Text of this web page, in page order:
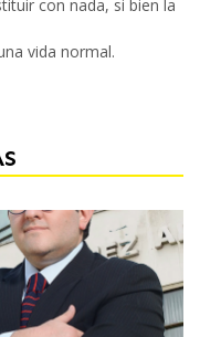
con nada, si bien la
vida normal.